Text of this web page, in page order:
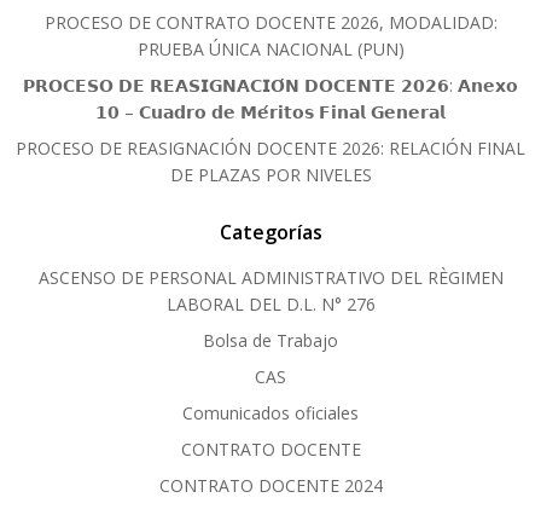
PROCESO DE CONTRATO DOCENTE 2026, MODALIDAD:
PRUEBA ÚNICA NACIONAL (PUN)
𝗣𝗥𝗢𝗖𝗘𝗦𝗢 𝗗𝗘 𝗥𝗘𝗔𝗦𝗜𝗚𝗡𝗔𝗖𝗜𝗢́𝗡 𝗗𝗢𝗖𝗘𝗡𝗧𝗘 𝟮𝟬𝟮𝟲: 𝗔𝗻𝗲𝘅𝗼
𝟭𝟬 – 𝗖𝘂𝗮𝗱𝗿𝗼 𝗱𝗲 𝗠𝗲́𝗿𝗶𝘁𝗼𝘀 𝗙𝗶𝗻𝗮𝗹 𝗚𝗲𝗻𝗲𝗿𝗮𝗹
PROCESO DE REASIGNACIÓN DOCENTE 2026: RELACIÓN FINAL
DE PLAZAS POR NIVELES
Categorías
ASCENSO DE PERSONAL ADMINISTRATIVO DEL RÈGIMEN
LABORAL DEL D.L. N° 276
Bolsa de Trabajo
CAS
Comunicados oficiales
CONTRATO DOCENTE
CONTRATO DOCENTE 2024